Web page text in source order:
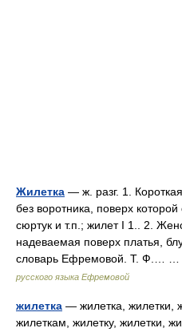
Жилетка — ж. разг. 1.
без воротника, поверх
сюртук и т.п.; жилет I 1.. 2.
надеваемая поверх платья,
словарь Ефремовой. Т. Ф.… …
русского языка Ефремовой
жилетка — жилетка, жилетки,
жилеткам, жилетку, жилетки,